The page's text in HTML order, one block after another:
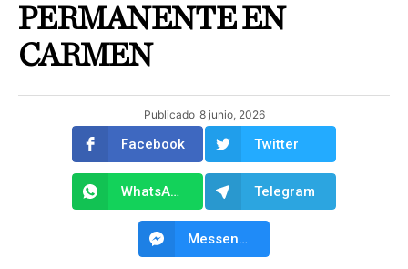
PERMANENTE EN
CARMEN
Publicado 8 junio, 2026
Facebook Twitter
WhatsApp Telegram
Messenger